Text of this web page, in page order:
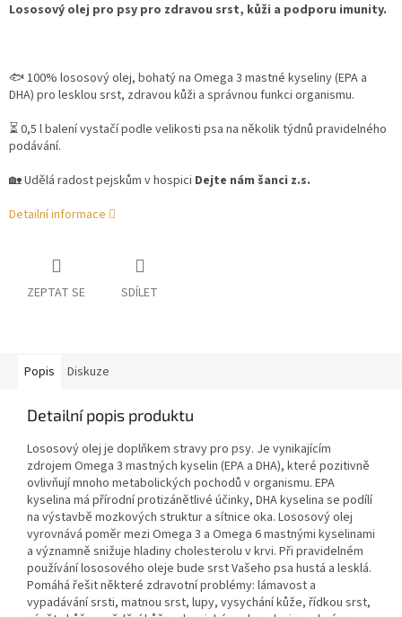
Lososový olej pro psy pro zdravou srst, kůži a podporu imunity.
🐟 100% lososový olej, bohatý na Omega 3 mastné kyseliny (EPA a
DHA) pro lesklou srst, zdravou kůži a správnou funkci organismu.
⏳ 0,5 l balení vystačí podle velikosti psa na několik týdnů pravidelného
podávání.
🏡 Udělá radost pejskům v hospici Dejte nám šanci z.s.
Detailní informace
ZEPTAT SE SDÍLET
Popis Diskuze
Detailní popis produktu
Lososový olej je doplňkem stravy pro psy. Je vynikajícím
zdrojem Omega 3 mastných kyselin (EPA a DHA), které pozitivně
ovlivňují mnoho metabolických pochodů v organismu. EPA
kyselina má přírodní protizánětlivé účinky, DHA kyselina se podílí
na výstavbě mozkových struktur a sítnice oka. Lososový olej
vyrovnává poměr mezi Omega 3 a Omega 6 mastnými kyselinami
a významně snižuje hladiny cholesterolu v krvi. Při pravidelném
používání lososového oleje bude srst Vašeho psa hustá a lesklá.
Pomáhá řešit některé zdravotní problémy: lámavost a
vypadávání srsti, matnou srst, lupy, vysychání kůže, řídkou srst,